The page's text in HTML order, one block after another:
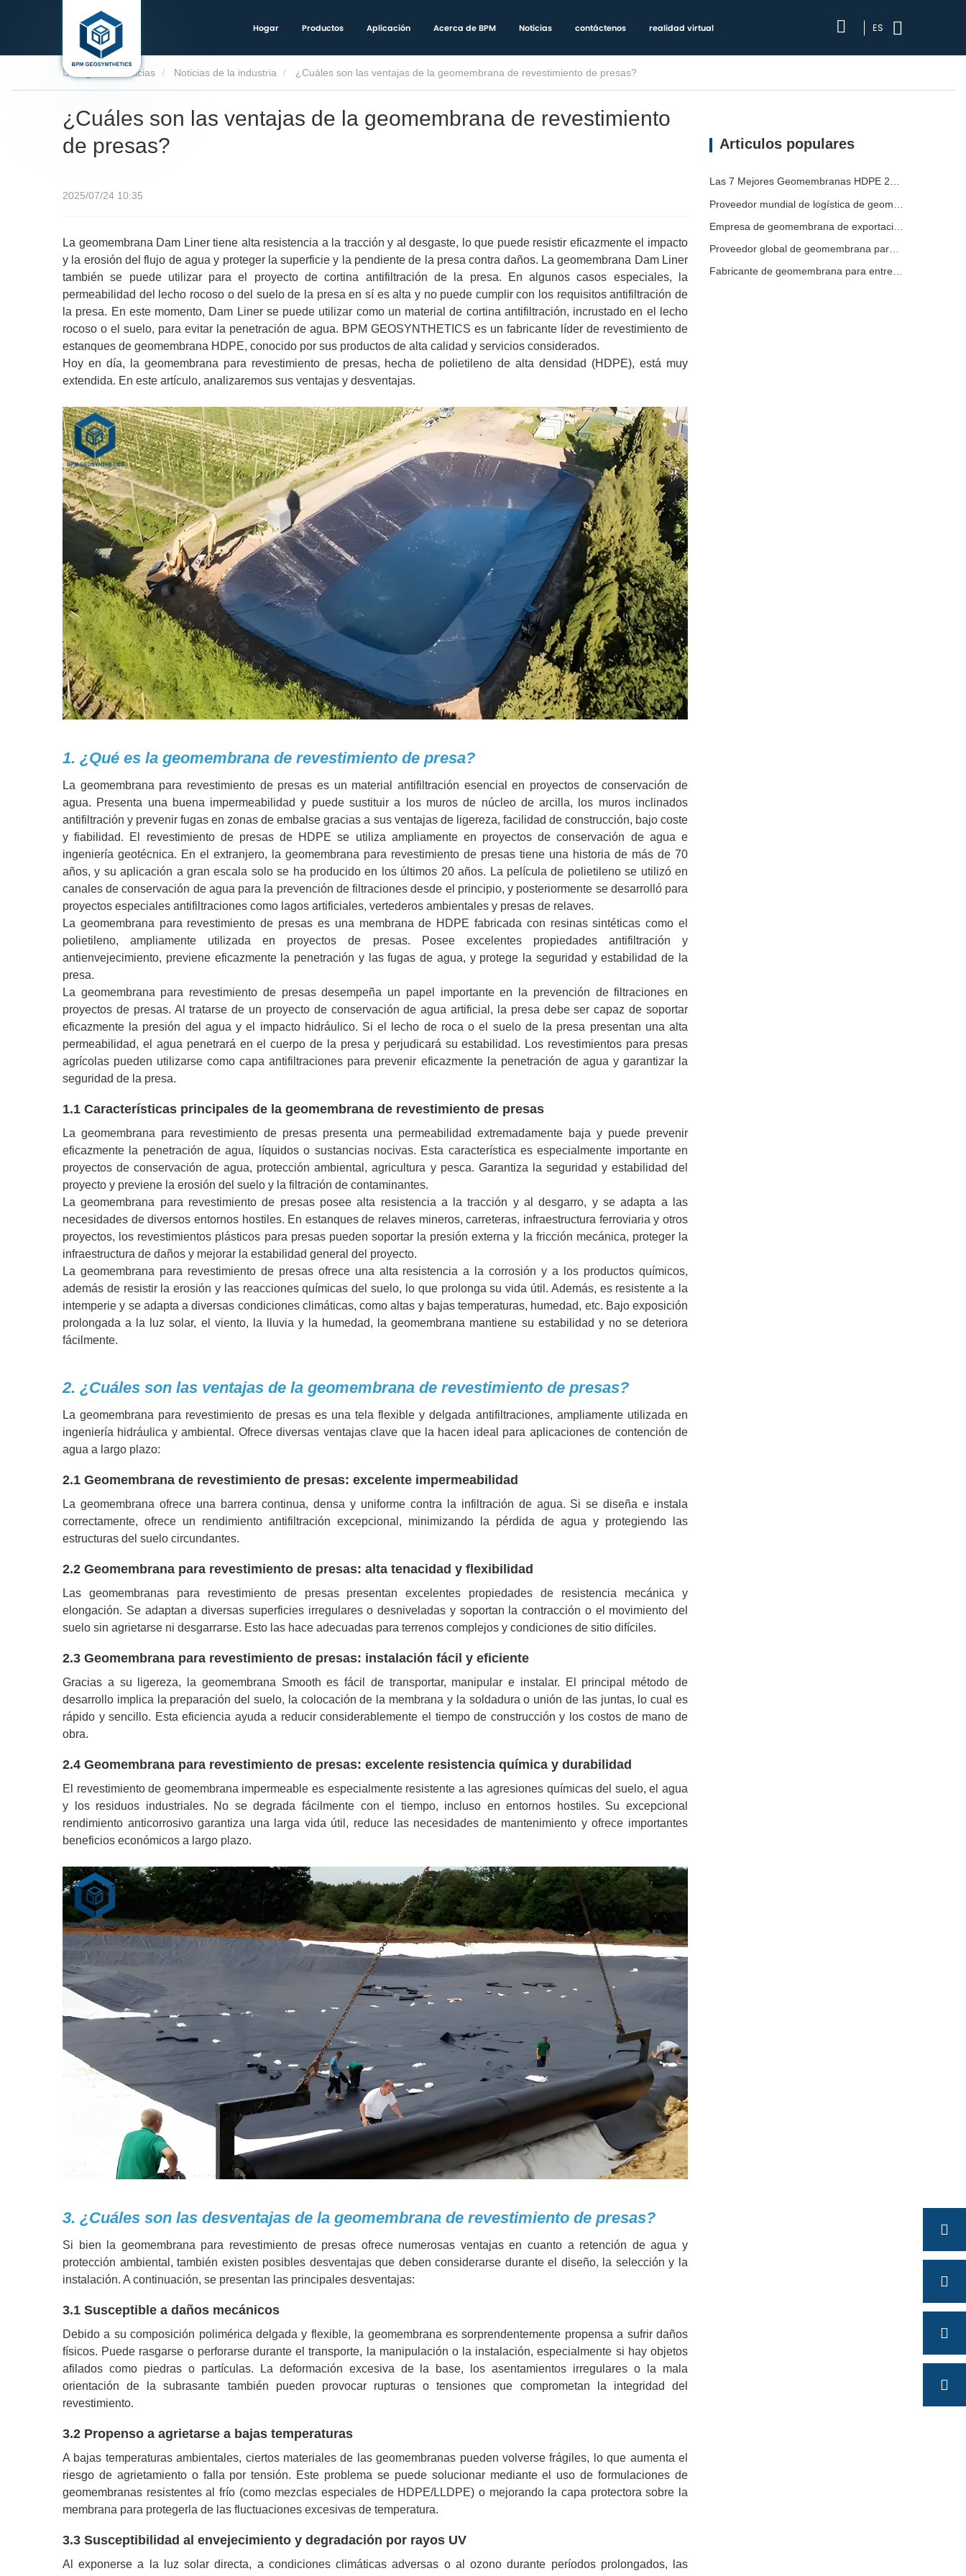
Hogar Productos Aplicación Acerca de BPM Noticias contáctenos realidad virtual ES
Noticias Noticias de la industria ¿Cuáles son las ventajas de la geomembrana de revestimiento de presas?
¿Cuáles son las ventajas de la geomembrana de revestimiento
de presas?
2025/07/24 10:35
La geomembrana Dam Liner tiene alta resistencia a la tracción y al desgaste, lo que puede resistir eficazmente el impacto
y la erosión del flujo de agua y proteger la superficie y la pendiente de la presa contra daños. La geomembrana Dam Liner
también se puede utilizar para el proyecto de cortina antifiltración de la presa. En algunos casos especiales, la
permeabilidad del lecho rocoso o del suelo de la presa en sí es alta y no puede cumplir con los requisitos antifiltración de
la presa. En este momento, Dam Liner se puede utilizar como un material de cortina antifiltración, incrustado en el lecho
rocoso o el suelo, para evitar la penetración de agua. BPM GEOSYNTHETICS es un fabricante líder de revestimiento de
estanques de geomembrana HDPE, conocido por sus productos de alta calidad y servicios considerados.
Hoy en día, la geomembrana para revestimiento de presas, hecha de polietileno de alta densidad (HDPE), está muy
extendida. En este artículo, analizaremos sus ventajas y desventajas.
1. ¿Qué es la geomembrana de revestimiento de presa?
La geomembrana para revestimiento de presas es un material antifiltración esencial en proyectos de conservación de
agua. Presenta una buena impermeabilidad y puede sustituir a los muros de núcleo de arcilla, los muros inclinados
antifiltración y prevenir fugas en zonas de embalse gracias a sus ventajas de ligereza, facilidad de construcción, bajo coste
y fiabilidad. El revestimiento de presas de HDPE se utiliza ampliamente en proyectos de conservación de agua e
ingeniería geotécnica. En el extranjero, la geomembrana para revestimiento de presas tiene una historia de más de 70
años, y su aplicación a gran escala solo se ha producido en los últimos 20 años. La película de polietileno se utilizó en
canales de conservación de agua para la prevención de filtraciones desde el principio, y posteriormente se desarrolló para
proyectos especiales antifiltraciones como lagos artificiales, vertederos ambientales y presas de relaves.
La geomembrana para revestimiento de presas es una membrana de HDPE fabricada con resinas sintéticas como el
polietileno, ampliamente utilizada en proyectos de presas. Posee excelentes propiedades antifiltración y
antienvejecimiento, previene eficazmente la penetración y las fugas de agua, y protege la seguridad y estabilidad de la
presa.
La geomembrana para revestimiento de presas desempeña un papel importante en la prevención de filtraciones en
proyectos de presas. Al tratarse de un proyecto de conservación de agua artificial, la presa debe ser capaz de soportar
eficazmente la presión del agua y el impacto hidráulico. Si el lecho de roca o el suelo de la presa presentan una alta
permeabilidad, el agua penetrará en el cuerpo de la presa y perjudicará su estabilidad. Los revestimientos para presas
agrícolas pueden utilizarse como capa antifiltraciones para prevenir eficazmente la penetración de agua y garantizar la
seguridad de la presa.
1.1 Características principales de la geomembrana de revestimiento de presas
La geomembrana para revestimiento de presas presenta una permeabilidad extremadamente baja y puede prevenir
eficazmente la penetración de agua, líquidos o sustancias nocivas. Esta característica es especialmente importante en
proyectos de conservación de agua, protección ambiental, agricultura y pesca. Garantiza la seguridad y estabilidad del
proyecto y previene la erosión del suelo y la filtración de contaminantes.
La geomembrana para revestimiento de presas posee alta resistencia a la tracción y al desgarro, y se adapta a las
necesidades de diversos entornos hostiles. En estanques de relaves mineros, carreteras, infraestructura ferroviaria y otros
proyectos, los revestimientos plásticos para presas pueden soportar la presión externa y la fricción mecánica, proteger la
infraestructura de daños y mejorar la estabilidad general del proyecto.
La geomembrana para revestimiento de presas ofrece una alta resistencia a la corrosión y a los productos químicos,
además de resistir la erosión y las reacciones químicas del suelo, lo que prolonga su vida útil. Además, es resistente a la
intemperie y se adapta a diversas condiciones climáticas, como altas y bajas temperaturas, humedad, etc. Bajo exposición
prolongada a la luz solar, el viento, la lluvia y la humedad, la geomembrana mantiene su estabilidad y no se deteriora
fácilmente.
2. ¿Cuáles son las ventajas de la geomembrana de revestimiento de presas?
La geomembrana para revestimiento de presas es una tela flexible y delgada antifiltraciones, ampliamente utilizada en
ingeniería hidráulica y ambiental. Ofrece diversas ventajas clave que la hacen ideal para aplicaciones de contención de
agua a largo plazo:
2.1 Geomembrana de revestimiento de presas: excelente impermeabilidad
La geomembrana ofrece una barrera continua, densa y uniforme contra la infiltración de agua. Si se diseña e instala
correctamente, ofrece un rendimiento antifiltración excepcional, minimizando la pérdida de agua y protegiendo las
estructuras del suelo circundantes.
2.2 Geomembrana para revestimiento de presas: alta tenacidad y flexibilidad
Las geomembranas para revestimiento de presas presentan excelentes propiedades de resistencia mecánica y
elongación. Se adaptan a diversas superficies irregulares o desniveladas y soportan la contracción o el movimiento del
suelo sin agrietarse ni desgarrarse. Esto las hace adecuadas para terrenos complejos y condiciones de sitio difíciles.
2.3 Geomembrana para revestimiento de presas: instalación fácil y eficiente
Gracias a su ligereza, la geomembrana Smooth es fácil de transportar, manipular e instalar. El principal método de
desarrollo implica la preparación del suelo, la colocación de la membrana y la soldadura o unión de las juntas, lo cual es
rápido y sencillo. Esta eficiencia ayuda a reducir considerablemente el tiempo de construcción y los costos de mano de
obra.
2.4 Geomembrana para revestimiento de presas: excelente resistencia química y durabilidad
El revestimiento de geomembrana impermeable es especialmente resistente a las agresiones químicas del suelo, el agua
y los residuos industriales. No se degrada fácilmente con el tiempo, incluso en entornos hostiles. Su excepcional
rendimiento anticorrosivo garantiza una larga vida útil, reduce las necesidades de mantenimiento y ofrece importantes
beneficios económicos a largo plazo.
3. ¿Cuáles son las desventajas de la geomembrana de revestimiento de presas?
Si bien la geomembrana para revestimiento de presas ofrece numerosas ventajas en cuanto a retención de agua y
protección ambiental, también existen posibles desventajas que deben considerarse durante el diseño, la selección y la
instalación. A continuación, se presentan las principales desventajas:
3.1 Susceptible a daños mecánicos
Debido a su composición polimérica delgada y flexible, la geomembrana es sorprendentemente propensa a sufrir daños
físicos. Puede rasgarse o perforarse durante el transporte, la manipulación o la instalación, especialmente si hay objetos
afilados como piedras o partículas. La deformación excesiva de la base, los asentamientos irregulares o la mala
orientación de la subrasante también pueden provocar rupturas o tensiones que comprometan la integridad del
revestimiento.
3.2 Propenso a agrietarse a bajas temperaturas
A bajas temperaturas ambientales, ciertos materiales de las geomembranas pueden volverse frágiles, lo que aumenta el
riesgo de agrietamiento o falla por tensión. Este problema se puede solucionar mediante el uso de formulaciones de
geomembranas resistentes al frío (como mezclas especiales de HDPE/LLDPE) o mejorando la capa protectora sobre la
membrana para protegerla de las fluctuaciones excesivas de temperatura.
3.3 Susceptibilidad al envejecimiento y degradación por rayos UV
Al exponerse a la luz solar directa, a condiciones climáticas adversas o al ozono durante períodos prolongados, las
Articulos populares
Las 7 Mejores Geomembranas HDPE 2mm Lista
Fabricante de geomembrana para entrega de proyectos